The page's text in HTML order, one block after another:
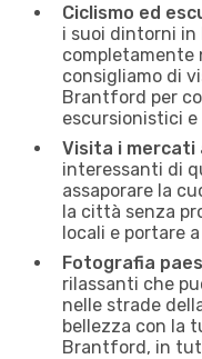
Ciclismo ed
i suoi dintorni in
completamente
consigliamo di
Brantford per
escursionistici e
Visita i mercati
interessanti di
assaporare la
la città senza
locali e portare
Fotografia
rilassanti che
nelle strade
bellezza con la
Brantford, in